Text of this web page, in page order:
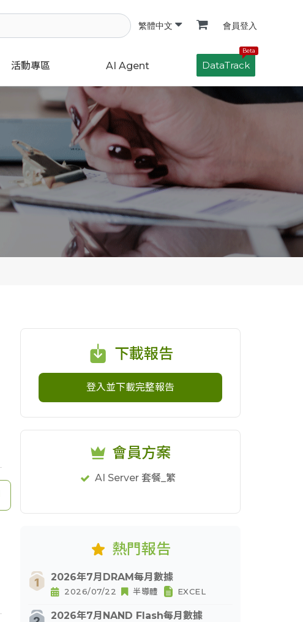
繁體中文 會員登入
活動專區 AI Agent
Beta
DataTrack
下載報告
登入並下載完整報告
會員方案
AI Server 套餐_繁
熱門報告
2026年7月DRAM每月數據
2026/07/22 半導體 EXCEL
2026年7月NAND Flash每月數據